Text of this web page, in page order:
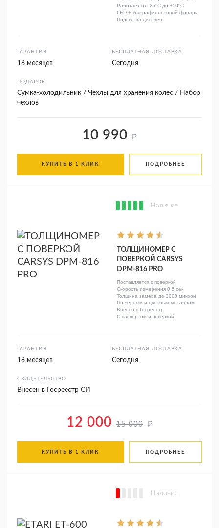
Работает от -25°C до +50°C
LED + Ультрафиолетовый фонари
Подсветка дисплея
ГАРАНТИЯ
18 месяцев
БЕСПЛАТНАЯ ДОСТАВКА
Сегодня
ПОДАРОК
Сумка-холодильник / Чехлы для хранения колес / Набор
чехлов
10 990 ₽
КУПИТЬ В 1 КЛИК ПОДРОБНЕЕ
Наличие
ТОЛЩИНОМЕР С
ПОВЕРКОЙ CARSYS
DPM-816 PRO
Поставляется с поверкой
Скорость измерения 0,5 сек
Толщина замера до 3000 микрон
По черным и цветным металлам
Внесен в Госреестр
С паспортом и поверкой
ГАРАНТИЯ
18 месяцев
БЕСПЛАТНАЯ ДОСТАВКА
Сегодня
СВИДЕТЕЛЬСТВО
Внесен в Госреестр СИ
12 000 15 000 ₽
КУПИТЬ В 1 КЛИК ПОДРОБНЕЕ
Наличие